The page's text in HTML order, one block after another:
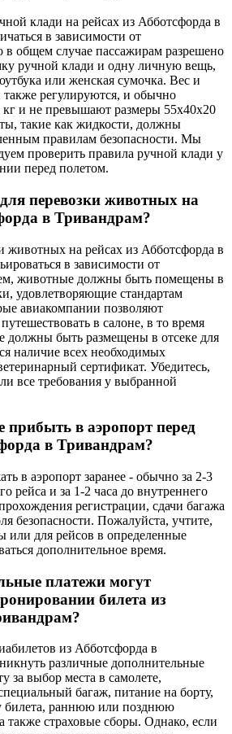
клади на рейсах из Абботсфорда в
в зависимости от
общем случае пассажирам разрешено
ручной клади и одну личную вещь,
или женская сумочка. Вес и
регулируются, и обычно
кг и не превышают размеры 55x40x20
такие как жидкости, должны
правилам безопасности. Мы
проверить правила ручной клади у
перед полетом.
перевозки животных на
в Тривандрам?
животных на рейсах из Абботсфорда в
в зависимости от
животные должны быть помещены в
удовлетворяющие стандартам
авиакомпании позволяют
в салоне, в то время
должны быть размещены в отсеке для
наличие всех необходимых
сертификат. Убедитесь,
все требования у выбранной
в аэропорт перед
в Тривандрам?
в аэропорт заранее - обычно за 2-3
рейса и за 1-2 часа до внутреннего
регистрации, сдачи багажа
безопасности. Пожалуйста, учтите,
или для рейсов в определенные
дополнительное время.
платежи могут
билета из
из Абботсфорда в
различные дополнительные
за выбор места в самолете,
багаж, питание на борту,
билета, раннюю или позднюю
также страховые сборы. Однако, если